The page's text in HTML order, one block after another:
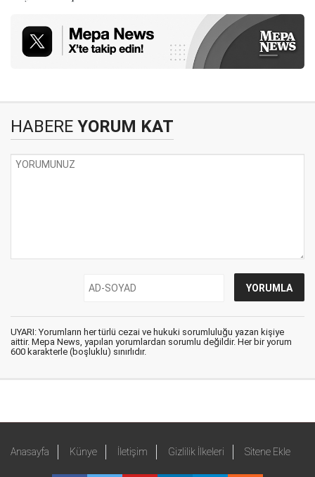
HABERE YORUM KAT
UYARI: Yorumların her türlü cezai ve hukuki sorumluluğu yazan kişiye
aittir. Mepa News, yapılan yorumlardan sorumlu değildir. Her bir yorum
600 karakterle (boşluklu) sınırlıdır.
Anasayfa Künye İletişim Gizlilik İlkeleri Sitene Ekle